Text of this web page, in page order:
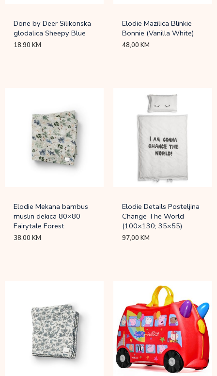
Done by Deer Silikonska
glodalica Sheepy Blue
18,90KM
Elodie Mazilica Blinkie
Bonnie (Vanilla White)
48,00KM
Elodie Mekana bambus
muslin dekica 80×80
Fairytale Forest
38,00KM
Elodie Details Posteljina
Change The World
(100×130; 35×55)
97,00KM